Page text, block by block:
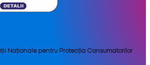
Naționale pentru Protecția Consumatorilor